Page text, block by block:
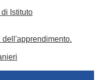
Istituto